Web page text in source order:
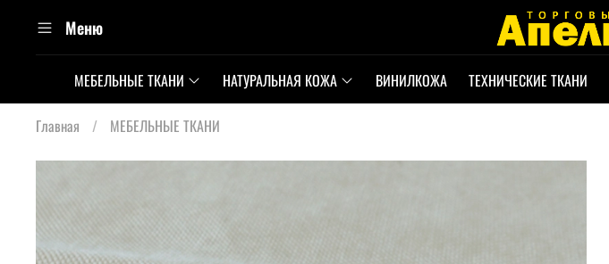
Меню
МЕБЕЛЬНЫЕ ТКАНИ НАТУРАЛЬНАЯ КОЖА ВИНИЛКОЖА ТЕХНИЧЕСКИЕ ТКАНИ
Главная МЕБЕЛЬНЫЕ ТКАНИ